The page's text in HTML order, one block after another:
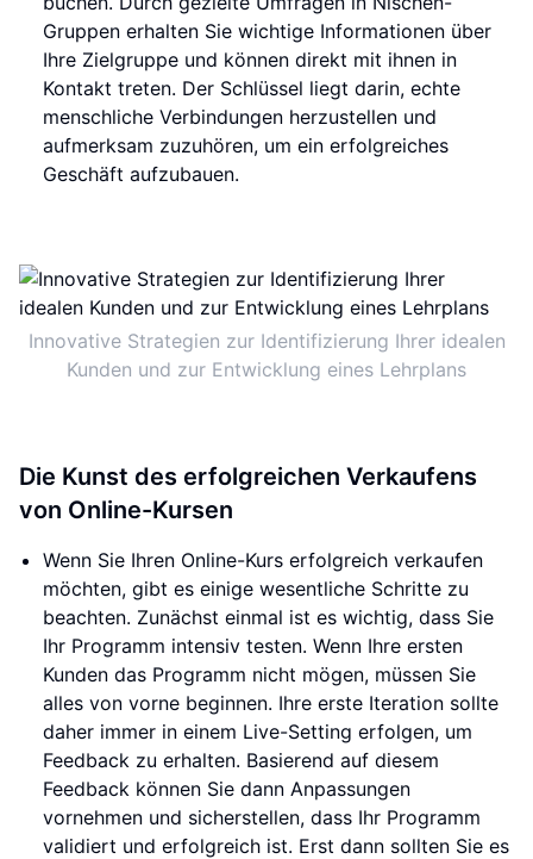
Gruppen erhalten Sie wichtige Informationen über
Ihre Zielgruppe und können direkt mit ihnen in
Kontakt treten. Der Schlüssel liegt darin, echte
menschliche Verbindungen herzustellen und
aufmerksam zuzuhören, um ein erfolgreiches
Geschäft aufzubauen.
Innovative Strategien zur Identifizierung Ihrer idealen
Kunden und zur Entwicklung eines Lehrplans
Die Kunst des erfolgreichen Verkaufens
von Online-Kursen
Wenn Sie Ihren Online-Kurs erfolgreich verkaufen
möchten, gibt es einige wesentliche Schritte zu
beachten. Zunächst einmal ist es wichtig, dass Sie
Ihr Programm intensiv testen. Wenn Ihre ersten
Kunden das Programm nicht mögen, müssen Sie
alles von vorne beginnen. Ihre erste Iteration sollte
daher immer in einem Live-Setting erfolgen, um
Feedback zu erhalten. Basierend auf diesem
Feedback können Sie dann Anpassungen
vornehmen und sicherstellen, dass Ihr Programm
validiert und erfolgreich ist. Erst dann sollten Sie es